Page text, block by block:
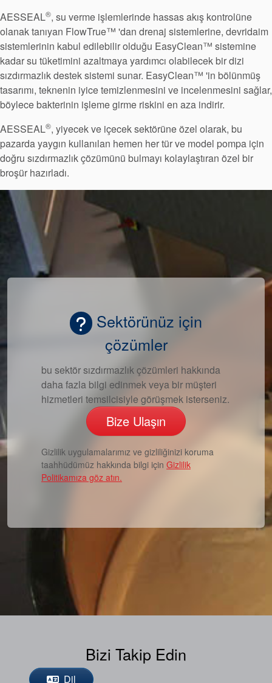
Akademi
Ürün Broşürleri
beyaz bültenler
AESSEAL®, su verme işlemlerinde hassas akış kontrolüne
olanak tanıyan FlowTrue™ 'dan drenaj sistemlerine, devridaim
sistemlerinin kabul edilebilir olduğu EasyClean™ sistemine
kadar su tüketimini azaltmaya yardımcı olabilecek bir dizi
sızdırmazlık destek sistemi sunar. EasyClean™ 'in bölünmüş
tasarımı, teknenin iyice temizlenmesini ve incelenmesini sağlar,
böylece bakterinin işleme girme riskini en aza indirir.
AESSEAL®, yiyecek ve içecek sektörüne özel olarak, bu
pazarda yaygın kullanılan hemen her tür ve model pompa için
doğru sızdırmazlık çözümünü bulmayı kolaylaştıran özel bir
broşür hazırladı.
Sektörünüz için
çözümler
bu sektör sızdırmazlık çözümleri hakkında
daha fazla bilgi edinmek veya bir müşteri
hizmetleri temsilcisiyle görüşmek isterseniz.
Bize Ulaşın
Gizlilik uygulamalarımız ve gizliliğinizi koruma
taahhüdümüz hakkında bilgi için Gizlilik
Politikamıza göz atın.
Bizi Takip Edin
Dil